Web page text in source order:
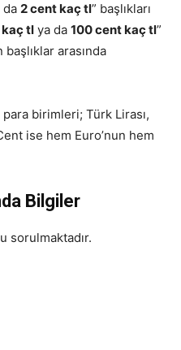
da 2 cent kaç tl” başlıkları
tl ya da 100 cent kaç tl”
başlıklar arasında
birimleri; Türk Lirası,
ise hem Euro’nun hem
Bilgiler
sorulmaktadır.